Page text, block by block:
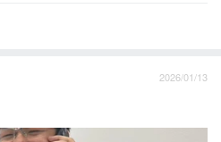
2026/01/13